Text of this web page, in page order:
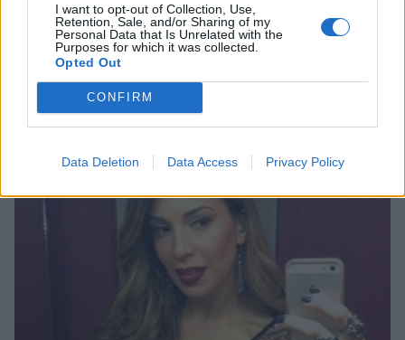
I want to opt-out of Collection, Use,
Retention, Sale, and/or Sharing of my
Personal Data that Is Unrelated with the
Purposes for which it was collected.
Opted Out
CONFIRM
Data Deletion Data Access Privacy Policy
G-POLITICS
Εκλογές 2015: Ο Αλέξης Τσίπρας απάντησε
στον Dr House
@26-01-2015